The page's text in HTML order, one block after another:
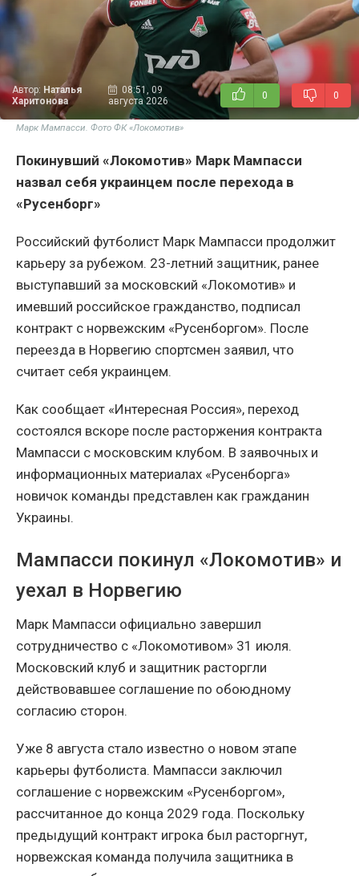
Автор: Наталья
Харитонова
08:51, 09
августа 2026
0 0
Марк Мампасси. Фото ФК «Локомотив»
Покинувший «Локомотив» Марк Мампасси
назвал себя украинцем после перехода в
«Русенборг»
Российский футболист Марк Мампасси продолжит
карьеру за рубежом. 23-летний защитник, ранее
выступавший за московский «Локомотив» и
имевший российское гражданство, подписал
контракт с норвежским «Русенборгом». После
переезда в Норвегию спортсмен заявил, что
считает себя украинцем.
Как сообщает «Интересная Россия», переход
состоялся вскоре после расторжения контракта
Мампасси с московским клубом. В заявочных и
информационных материалах «Русенборга»
новичок команды представлен как гражданин
Украины.
Мампасси покинул «Локомотив» и
уехал в Норвегию
Марк Мампасси официально завершил
сотрудничество с «Локомотивом» 31 июля.
Московский клуб и защитник расторгли
действовавшее соглашение по обоюдному
согласию сторон.
Уже 8 августа стало известно о новом этапе
карьеры футболиста. Мампасси заключил
соглашение с норвежским «Русенборгом»,
рассчитанное до конца 2029 года. Поскольку
предыдущий контракт игрока был расторгнут,
норвежская команда получила защитника в